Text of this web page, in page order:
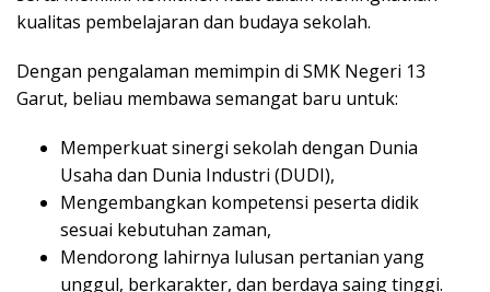
kualitas pembelajaran dan budaya sekolah.
Dengan pengalaman memimpin di SMK Negeri 13
Garut, beliau membawa semangat baru untuk:
Memperkuat sinergi sekolah dengan Dunia
Usaha dan Dunia Industri (DUDI),
Mengembangkan kompetensi peserta didik
sesuai kebutuhan zaman,
Mendorong lahirnya lulusan pertanian yang
unggul, berkarakter, dan berdaya saing tinggi.